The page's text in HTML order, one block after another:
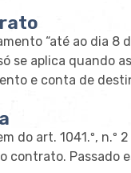
“até ao dia 8
se aplica quando
e conta de
do art. 1041.º,
contrato. Passado